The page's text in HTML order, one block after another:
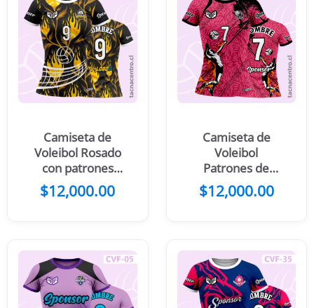
Camiseta de
Voleibol Rosado
con patrones
floreados
$12,000.00
Camiseta de
Voleibol
Patrones de
Hojas
$12,000.00